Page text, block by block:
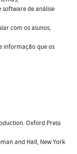
de análise
com os alunos,
informação que os
Oxford Press
and Hall, New York